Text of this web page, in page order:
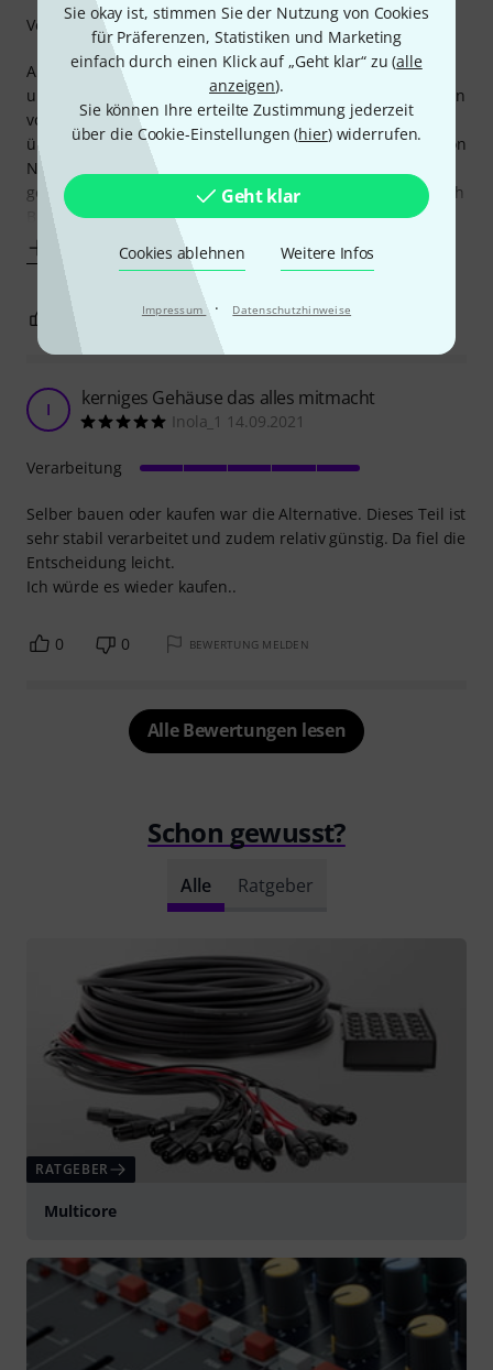
Sie okay ist, stimmen Sie der Nutzung von Cookies
für Präferenzen, Statistiken und Marketing
einfach durch einen Klick auf „Geht klar“ zu (alle
anzeigen).
Sie können Ihre erteilte Zustimmung jederzeit
über die Cookie-Einstellungen (hier) widerrufen.
Geht klar
Cookies ablehnen Weitere Infos
Impressum · Datenschutzhinweise
An die, die sich beschweren, dass die gedruckten Zahlen
unter den Buchsen verschwinden: D-Norm Buchsen werden
von hinten eingeschraubt. Deshalb steht die Buchse 3mm
über den Rand hinaus. Außerdem zeigen auch die extra von
Neutrik angebotenen Muttern (MFD), welche an den Rand
geklippst werden, die richtige Einbauweise. So können auch
Buchsen anders angeordnet werden,
Mehr anzeigen
Verarbeitung
BEWERTUNG MELDEN
I kerniges Gehäuse das alles mitmacht
Inola_1 14.09.2021
Selber bauen oder kaufen war die Alternative. Dieses Teil ist
sehr stabil verarbeitet und zudem relativ günstig. Da fiel die
Entscheidung leicht.
Ich würde es wieder kaufen..
Verarbeitung
0 0 BEWERTUNG MELDEN
Alle Bewertungen lesen
Schon gewusst?
Alle Ratgeber
RATGEBER
Multicore